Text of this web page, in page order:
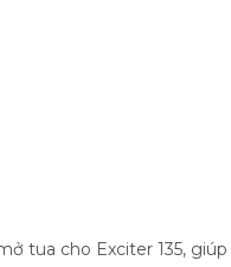
tua cho Exciter 135, giúp